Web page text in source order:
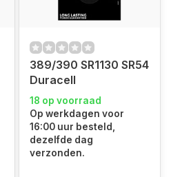
389/390 SR1130 SR54
Duracell
18 op voorraad
Op werkdagen voor
16:00 uur besteld,
dezelfde dag
verzonden.